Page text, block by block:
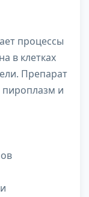
процессы
в клетках
Препарат
пироплазм и